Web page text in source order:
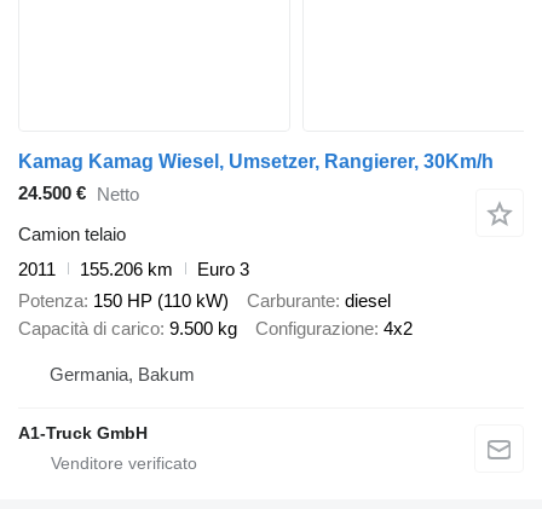
Kamag Kamag Wiesel, Umsetzer, Rangierer, 30Km/h
24.500 € Netto
Camion telaio
2011
155.206 km
Euro 3
Potenza 150 HP (110 kW) Carburante diesel
Capacità di carico 9.500 kg Configurazione 4x2
Germania, Bakum
A1-Truck GmbH